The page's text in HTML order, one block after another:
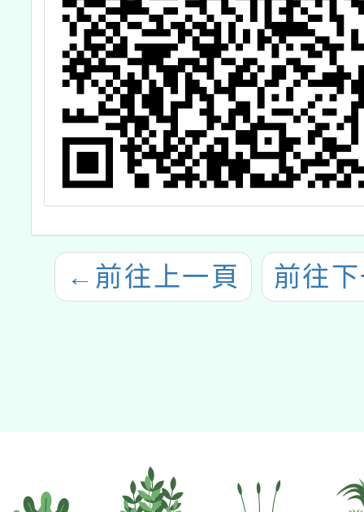
← 前往上一頁 前往